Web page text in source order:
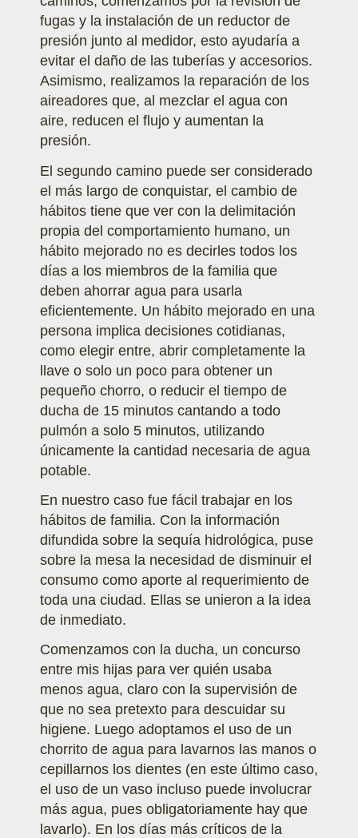
fugas y la instalación de un reductor de
presión junto al medidor, esto ayudaría a
evitar el daño de las tuberías y accesorios.
Asimismo, realizamos la reparación de los
aireadores que, al mezclar el agua con
aire, reducen el flujo y aumentan la
presión.
El segundo camino puede ser considerado
el más largo de conquistar, el cambio de
hábitos tiene que ver con la delimitación
propia del comportamiento humano, un
hábito mejorado no es decirles todos los
días a los miembros de la familia que
deben ahorrar agua para usarla
eficientemente. Un hábito mejorado en una
persona implica decisiones cotidianas,
como elegir entre, abrir completamente la
llave o solo un poco para obtener un
pequeño chorro, o reducir el tiempo de
ducha de 15 minutos cantando a todo
pulmón a solo 5 minutos, utilizando
únicamente la cantidad necesaria de agua
potable.
En nuestro caso fue fácil trabajar en los
hábitos de familia. Con la información
difundida sobre la sequía hidrológica, puse
sobre la mesa la necesidad de disminuir el
consumo como aporte al requerimiento de
toda una ciudad. Ellas se unieron a la idea
de inmediato.
Comenzamos con la ducha, un concurso
entre mis hijas para ver quién usaba
menos agua, claro con la supervisión de
que no sea pretexto para descuidar su
higiene. Luego adoptamos el uso de un
chorrito de agua para lavarnos las manos o
cepillarnos los dientes (en este último caso,
el uso de un vaso incluso puede involucrar
más agua, pues obligatoriamente hay que
lavarlo). En los días más críticos de la